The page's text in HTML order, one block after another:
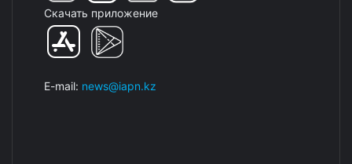
Скачать приложение
E-mail: news@iapn.kz